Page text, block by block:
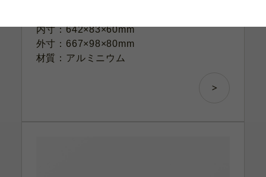
内寸：642×83×60mm
外寸：667×98×80mm
材質：アルミニウム